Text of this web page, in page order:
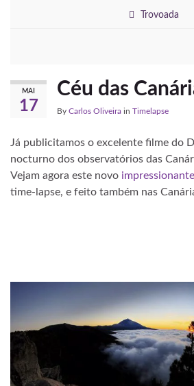
Trovoada
MAI
17
Céu das
By Carlos OliveirainTimelapse
Já publicitamos o excelente filme do
nocturno dos observatórios das
Vejam agora este novo
time-lapse, e feito também nas